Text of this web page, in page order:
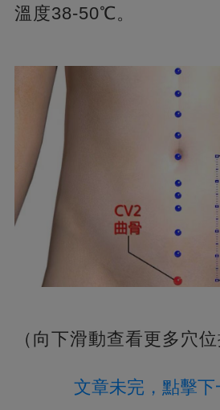
溫度38-50℃。
（向下滑動查看更多穴位
文章未完，點擊下